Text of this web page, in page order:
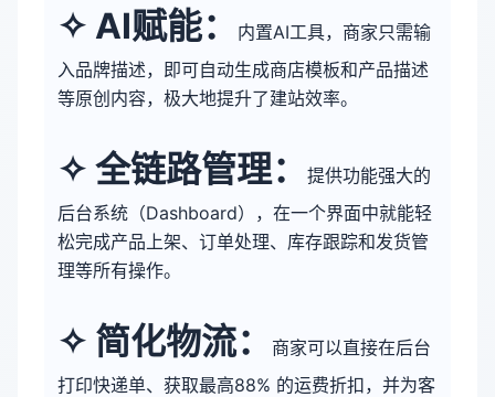
✧ AI赋能：
内置AI工具，商家只需输
入品牌描述，即可自动生成商店模板和产品描述
等原创内容，极大地提升了建站效率。
✧ 全链路管理：
提供功能强大的
后台系统（Dashboard），在一个界面中就能轻
松完成产品上架、订单处理、库存跟踪和发货管
理等所有操作。
✧ 简化物流：
商家可以直接在后台
打印快递单、获取最高88% 的运费折扣，并为客